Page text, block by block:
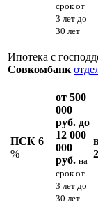
срокот
3 лет до
30 лет
Ипотека с
Совкомбанк
ПСК 6
%
от 500
000
руб. до
12 000
000
руб. на
срокот
3 лет до
30 лет